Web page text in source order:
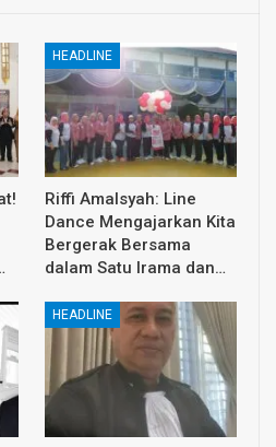
HEADLINE
Riffi Amalsyah: Line
Dance Mengajarkan Kita
Bergerak Bersama
dalam Satu Irama dan…
HEADLINE